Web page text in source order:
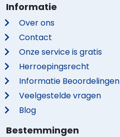
Informatie
Over ons
Contact
Onze service is gratis
Herroepingsrecht
Informatie Beoordelingen
Veelgestelde vragen
Blog
Bestemmingen